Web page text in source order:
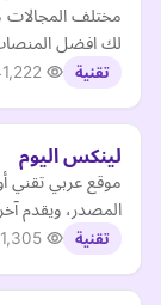
مختلف المجالات
لك افضل
تقنية
لينكس اليوم
موقع عربي تقني
المصدر، ويقدم
تقنية